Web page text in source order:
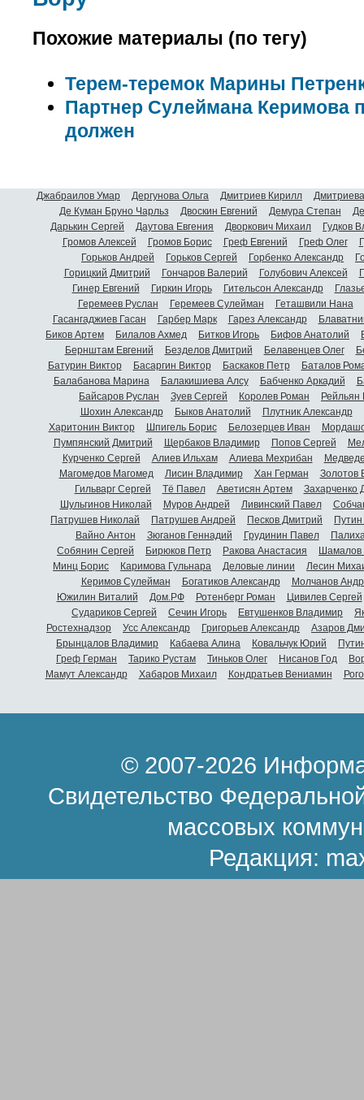
Похожие материалы (по тегу)
Терем-теремок Марины
Партнер Сулеймана Керимова
должен
Джабраилов Умар Дергунова Ольга Дмитриев Кирилл
Де Куман Бруно Чарльз
Двоскин Евгений Демура Степан
Дарькин Сергей
Даутова Евгения Дворкович Михаил
Гудков
Громов Алексей
Громов Борис Греф Евгений Греф Олег
Горьков Андрей
Горьков Сергей Горбенко Александр
Горицкий Дмитрий
Гончаров Валерий Голубович Алексей
Гинер Евгений
Гиркин Игорь Гительсон Александр
Геремеев Руслан
Геремеев Сулейман
Геташвили Нана
Гасангаджиев Гасан
Гарбер Марк Гарез Александр
Биков Артем
Билалов Ахмед Битков Игорь Бифов Анатолий
Бернштам Евгений
Безделов Дмитрий Белавенцев Олег
Батурин Виктор
Басаргин Виктор Баскаков Петр
Баталов
Балабанова Марина
Балакишиева Алсу Бабченко Аркадий
Байсаров Руслан
Зуев Сергей Королев Роман
Шохин Александр
Быков Анатолий Плутник Александр
Харитонин Виктор
Шпигель Борис Белозерцев Иван
Пумпянский Дмитрий
Щербаков Владимир Попов Сергей
Курченко Сергей
Алиев Ильхам Алиева Мехрибан
Магомедов Магомед
Лисин Владимир Хан Герман
Золотов
Гильварг Сергей
Тё Павел Аветисян Артем
Захарченко
Шульгинов Николай
Муров Андрей Ливинский Павел
Патрушев Николай
Патрушев Андрей Песков Дмитрий
Вайно Антон
Зюганов Геннадий Грудинин Павел
Собянин Сергей
Бирюков Петр Ракова Анастасия
Шамалов
Минц Борис
Каримова Гульнара Деловые линии
Лесин
Керимов Сулейман
Богатиков Александр
Молчанов
Южилин Виталий
Дом.РФ Ротенберг Роман
Цивилев Сергей
Судариков Сергей
Сечин Игорь Евтушенков Владимир
Ростехнадзор
Усс Александр Григорьев Александр
Азаров
Брынцалов Владимир
Кабаева Алина Ковальчук Юрий
Греф Герман
Тарико Рустам Тиньков Олег Нисанов Год
Мамут Александр
Хабаров Михаил Кондратьев Вениамин
© 2007-2026
Свидетельство
массовых
Редакция: